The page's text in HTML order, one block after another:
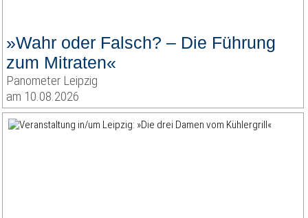
»Wahr oder Falsch? – Die Führung
zum Mitraten«
Panometer Leipzig
am 10.08.2026